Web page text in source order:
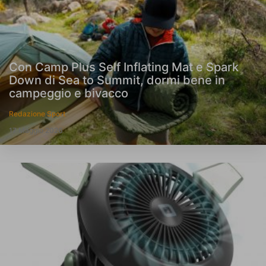
Con Camp Plus Self Inflating Mat e Spark
Down di Sea to Summit, dormi bene in
campeggio e bivacco
Redazione Sport
17 Maggio 2026